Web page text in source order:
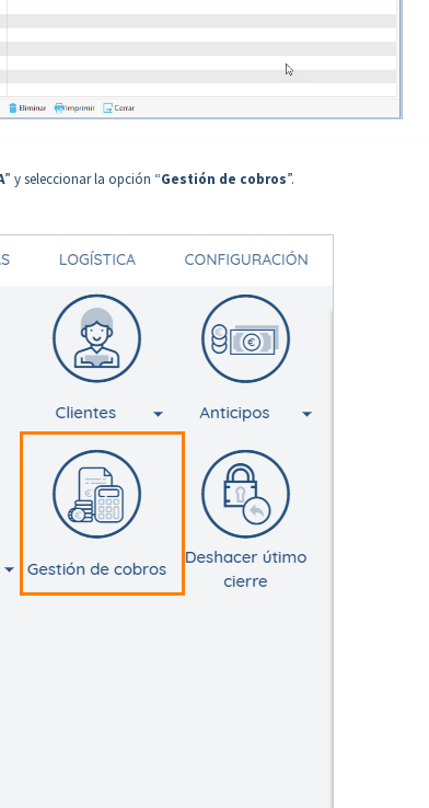
” y seleccionar la opción “Gestión de cobros”.